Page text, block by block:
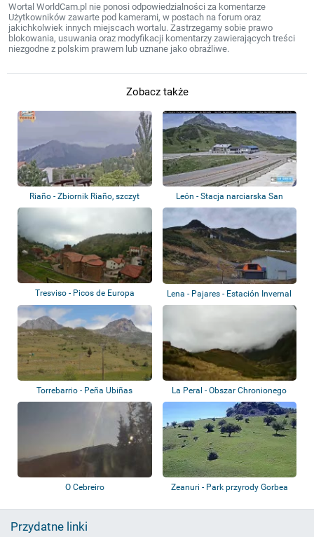
Wortal WorldCam.pl nie ponosi odpowiedzialności za komentarze
Użytkowników zawarte pod kamerami, w postach na forum oraz
jakichkolwiek innych miejscach wortalu. Zastrzegamy sobie prawo
blokowania, usuwania oraz modyfikacji komentarzy zawierających treści
niezgodne z polskim prawem lub uznane jako obraźliwe.
Zobacz także
Riaño - Zbiornik Riaño, szczyt
Gilbo
León - Stacja narciarska San
Isidro
Tresviso - Picos de Europa
Lena - Pajares - Estación Invernal
Valgr...
Torrebarrio - Peña Ubiñas
La Peral - Obszar Chronionego
Krajobrazu...
O Cebreiro Zeanuri - Park przyrody Gorbea
Przydatne linki